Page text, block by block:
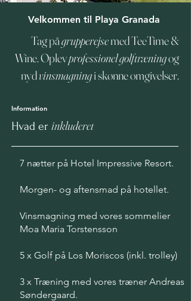
Velkommen til Playa Granada
Tag pågrupperejsemed TeeTime &
Wine. Oplevprofessionel golftræningog
nydvinsmagningi skønne omgivelser.
Information
Hvad er inkluderet
7 nætter på Hotel Impressive Resort.
Morgen- og aftensmad på hotellet.
Vinsmagning med vores sommelier
Moa Maria Torstensson
5 x Golf på Los Moriscos (inkl. trolley)
3 x Træning med vores træner Andreas
Søndergaard.